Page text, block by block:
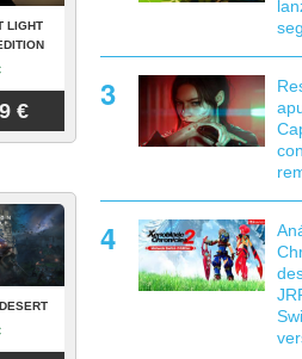
LIGHT
€